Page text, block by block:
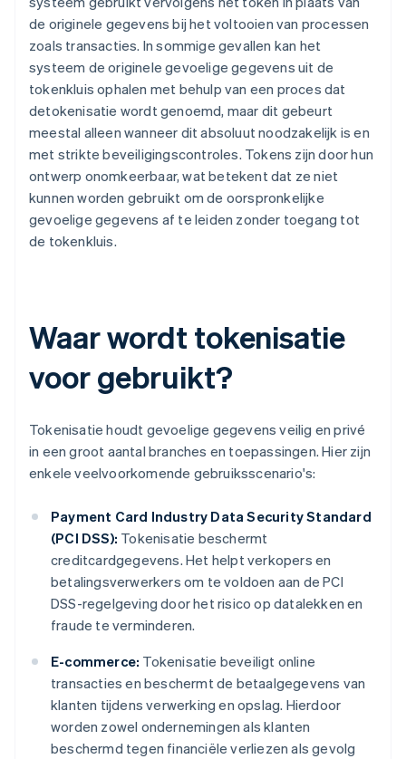
de originele gegevens bij het voltooien van processen
zoals transacties. In sommige gevallen kan het
systeem de originele gevoelige gegevens uit de
tokenkluis ophalen met behulp van een proces dat
detokenisatie wordt genoemd, maar dit gebeurt
meestal alleen wanneer dit absoluut noodzakelijk is en
met strikte beveiligingscontroles. Tokens zijn door hun
ontwerp onomkeerbaar, wat betekent dat ze niet
kunnen worden gebruikt om de oorspronkelijke
gevoelige gegevens af te leiden zonder toegang tot
de tokenkluis.
Waar wordt tokenisatie
voor gebruikt?
Tokenisatie houdt gevoelige gegevens veilig en privé
in een groot aantal branches en toepassingen. Hier zijn
enkele veelvoorkomende gebruiksscenario's:
Payment Card Industry Data Security Standard
(PCI DSS): Tokenisatie beschermt
creditcardgegevens. Het helpt verkopers en
betalingsverwerkers om te voldoen aan de PCI
DSS-regelgeving door het risico op datalekken en
fraude te verminderen.
E-commerce: Tokenisatie beveiligt online
transacties en beschermt de betaalgegevens van
klanten tijdens verwerking en opslag. Hierdoor
worden zowel ondernemingen als klanten
beschermd tegen financiële verliezen als gevolg